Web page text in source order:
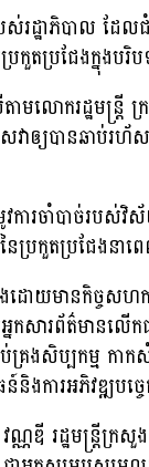
ឋាភិបាល ដែលជំ
រកួតប្រជែងក្នុងប
ាមលោករដ្ឋមន្
ាឲ្យបានឆាប់រ
វការចាំបាច់រប
ប្រកួតប្រជែងនាព
ដោយមានកិច្ចសហ
នកសារព័ត៌មានល
រងសិប្បកម្ម កា
ងការអភិវឌ្ឍបច្ចេ
ឌី រដ្ឋមន្ត្រីក្រសួ